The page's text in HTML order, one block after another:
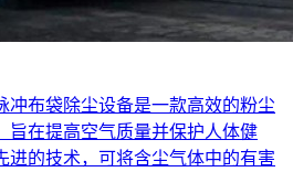
冲布袋除尘设备是一款高效的粉尘
旨在提高空气质量并保护人体健
进的技术，可将含尘气体中的有害